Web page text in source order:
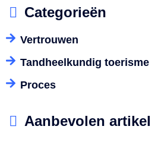
Categorieën
Vertrouwen
Tandheelkundig toerisme
Proces
Aanbevolen artikel